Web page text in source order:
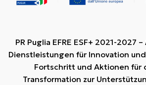
PR Puglia EFRE ESF+ 2021-2027
Dienstleistungen für Innovation
Fortschritt und Aktionen für
Transformation zur